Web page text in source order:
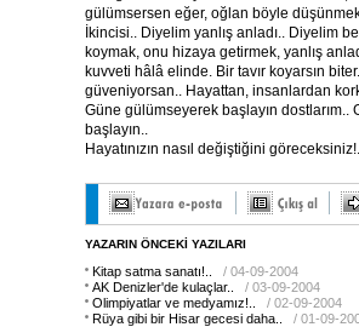
gülümsersen eğer, oğlan böyle
İkincisi.. Diyelim yanlış anladı.. Diyelim
koymak, onu hizaya getirmek, yanlış
kuvveti hâlâ elinde. Bir tavır koyarsın
güveniyorsan.. Hayattan, insanlardan
Güne gülümseyerek başlayın dostlarım..
başlayın..
Hayatınızın nasıl değiştiğini
YAZARIN ÖNCEKİ YAZILARI
Kitap satma sanatı!..
/ 04-09-2004
AK Denizler'de kulaçlar..
/ 03-09-2004
Olimpiyatlar ve medyamız!..
/ 02-09-2004
Rüya gibi bir Hisar gecesi daha..
/ 01-09-